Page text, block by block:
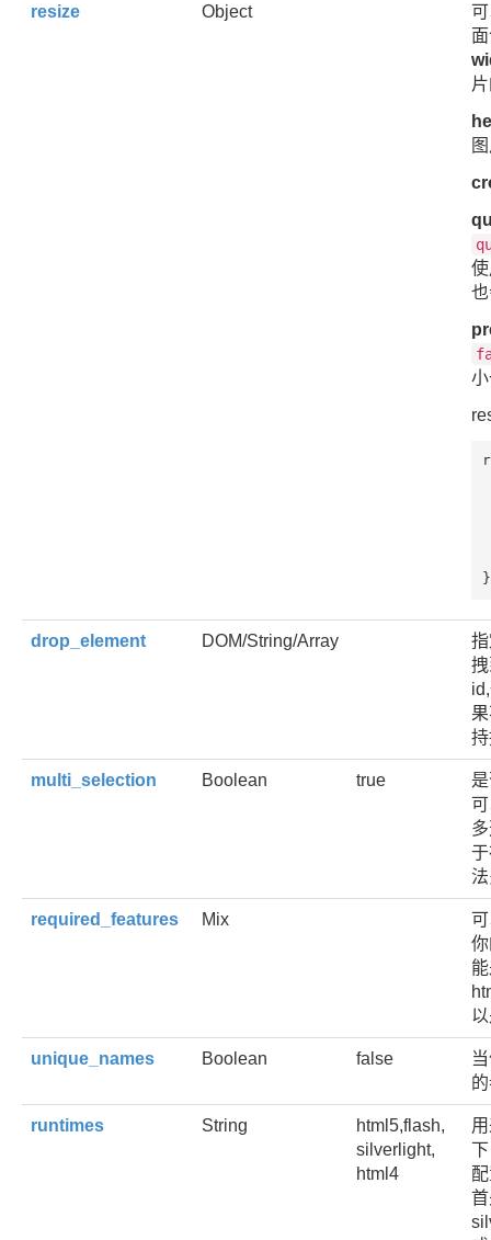
resize Object
}
drop_element DOM/String/Array
multi_selection Boolean true
required_features Mix
unique_names Boolean false
runtimes String
html5,flash,
silverlight,
html4